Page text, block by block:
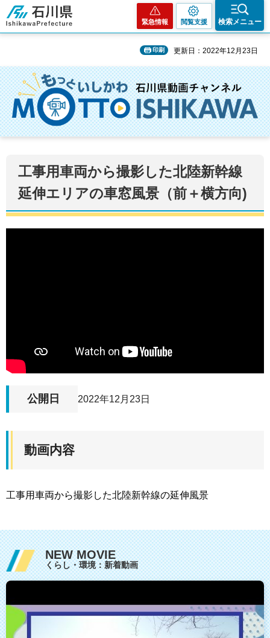
石川県
緊急情報 閲覧支援 検索メニュー
印刷 更新日：2022年12月23日
工事用車両から撮影した北陸新幹線
延伸エリアの車窓風景（前＋横方向)
公開日 2022年12月23日
動画内容
工事用車両から撮影した北陸新幹線の延伸風景
NEW MOVIE
くらし・環境：新着動画